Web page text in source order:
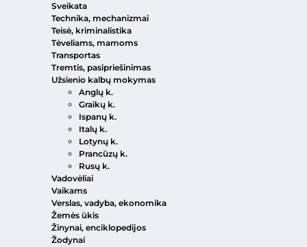
Sveikata
Technika, mechanizmai
Teisė, kriminalistika
Tėveliams, mamoms
Transportas
Tremtis, pasipriešinimas
Užsienio kalbų mokymas
Anglų k.
Graikų k.
Ispanų k.
Italų k.
Lotynų k.
Prancūzų k.
Rusų k.
Vadovėliai
Vaikams
Verslas, vadyba, ekonomika
Žemės ūkis
Žinynai, enciklopedijos
Žodynai